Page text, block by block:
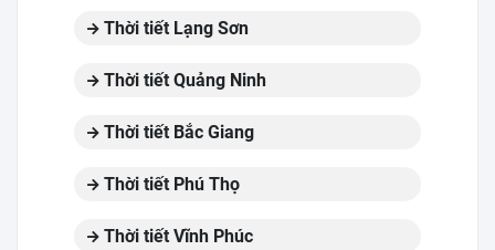
Thời tiết Lạng Sơn
Thời tiết Quảng Ninh
Thời tiết Bắc Giang
Thời tiết Phú Thọ
Thời tiết Vĩnh Phúc